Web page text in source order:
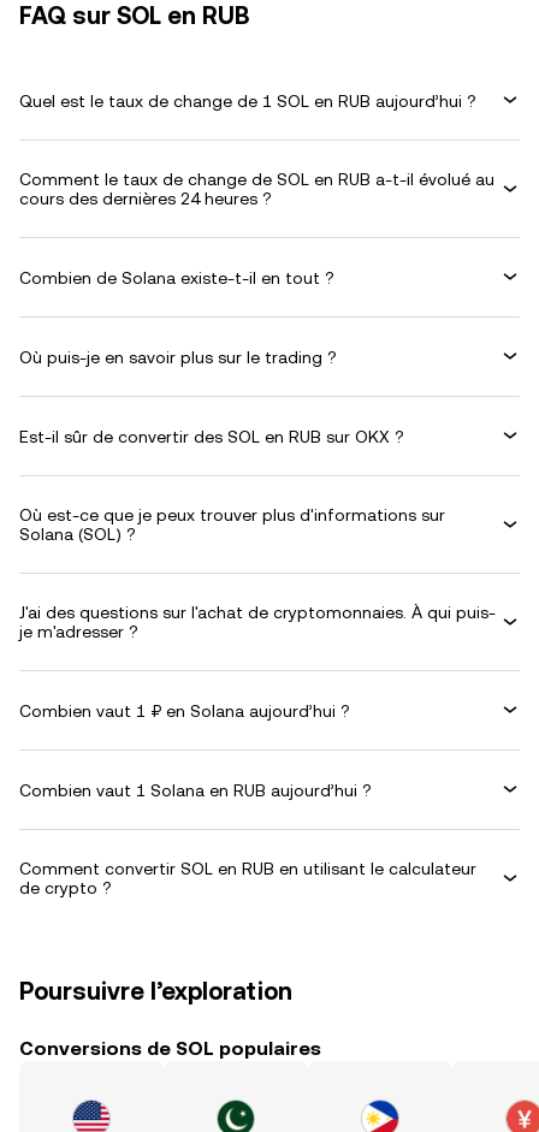
FAQ sur SOL en RUB
Quel est le taux de change de 1 SOL en RUB aujourd’hui ?
Comment le taux de change de SOL en RUB a-t-il évolué au
cours des dernières 24 heures ?
Combien de Solana existe-t-il en tout ?
Où puis-je en savoir plus sur le trading ?
Est-il sûr de convertir des SOL en RUB sur OKX ?
Où est-ce que je peux trouver plus d'informations sur
Solana (SOL) ?
J'ai des questions sur l'achat de cryptomonnaies. À qui puis-
je m'adresser ?
Combien vaut 1 ₽ en Solana aujourd’hui ?
Combien vaut 1 Solana en RUB aujourd’hui ?
Comment convertir SOL en RUB en utilisant le calculateur
de crypto ?
Poursuivre l’exploration
Conversions de SOL populaires